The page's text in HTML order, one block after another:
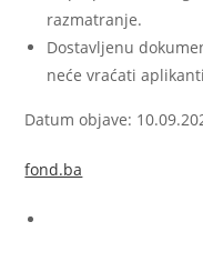
razmatranje.
Dostavljenu
neće vraćati
Datum objave:
fond.ba